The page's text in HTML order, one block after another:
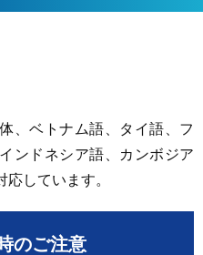
、ベトナム語、タイ語、フ
ンドネシア語、カンボジア
しています。
のご注意